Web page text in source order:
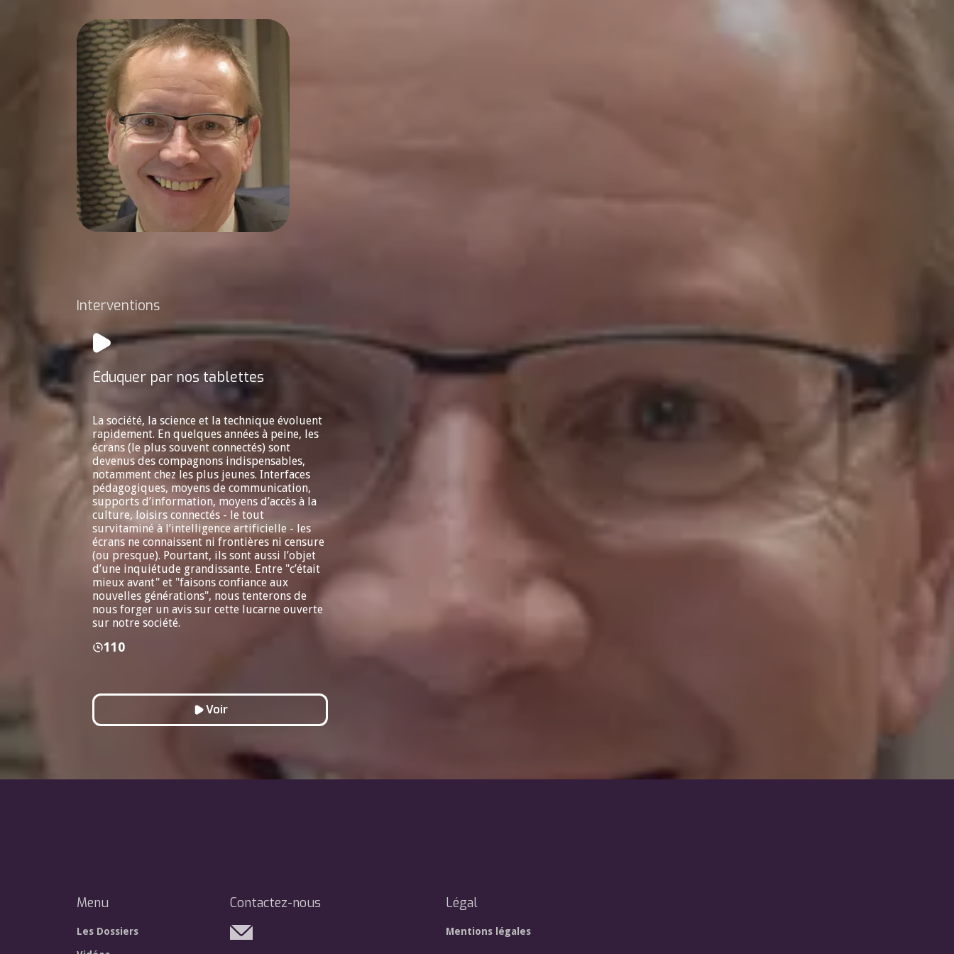
Interventions
Éduquer par nos tablettes
La société, la science et la technique évoluent
rapidement. En quelques années à peine, les
écrans (le plus souvent connectés) sont
devenus des compagnons indispensables,
notamment chez les plus jeunes. Interfaces
pédagogiques, moyens de communication,
supports d’information, moyens d’accès à la
culture, loisirs connectés - le tout
survitaminé à l’intelligence artificielle - les
écrans ne connaissent ni frontières ni censure
(ou presque). Pourtant, ils sont aussi l’objet
d’une inquiétude grandissante. Entre "c’était
mieux avant" et "faisons confiance aux
nouvelles générations", nous tenterons de
nous forger un avis sur cette lucarne ouverte
sur notre société.
110
Voir
Menu
Les Dossiers
Contactez-nous Légal
Mentions légales